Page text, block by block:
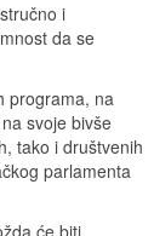
i
da se
programa, na
svoje bivše
tako i društvenih
parlamenta